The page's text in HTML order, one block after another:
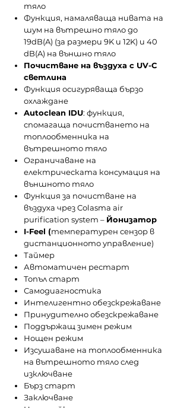
тяло
Функция, намаляваща нивата на
шум на вътрешно тяло до
19dB(A) (за размери 9K и 12K) и 40
dB(A) на външно тяло
Почистване на въздуха с UV-C
светлина
Функция осигуряваща бързо
охлаждане
Autoclean IDU: функция,
спомагаща почистването на
топлообменника на
вътрешното тяло
Ограничаване на
електрическата консумация на
външното тяло
Функция за почистване на
въздуха чрез Colasma air
purification system – Йонизатор
I-Feel (температурен сензор в
дистанционното управление)
Таймер
Автоматичен рестарт
Топъл старт
Самодиагностика
Интелигентно обезскрежаване
Принудително обезскрежаване
Поддържащ зимен режим
Нощен режим
Изсушаване на топлообменника
на вътрешното тяло след
изключване
Бърз старт
Заключване